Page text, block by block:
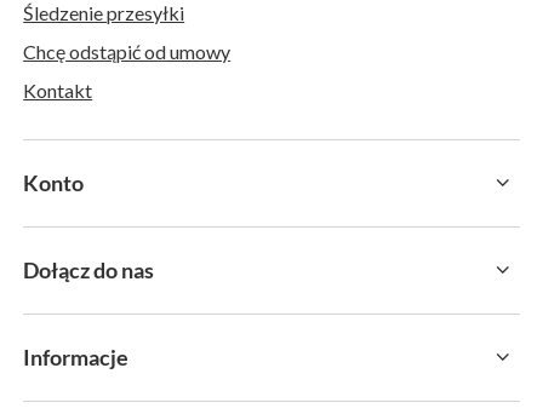
Śledzenie przesyłki
Chcę odstąpić od umowy
Kontakt
Konto
Dołącz do nas
Informacje